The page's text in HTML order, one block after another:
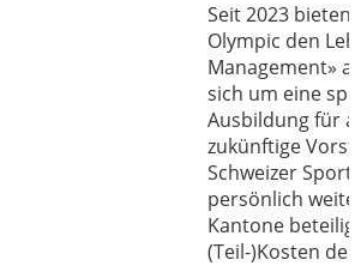
Seit 2023 bieten
Olympic den
Management»
sich um eine
Ausbildung für
zukünftige
Schweizer
persönlich
Kantone
(Teil-)Kosten